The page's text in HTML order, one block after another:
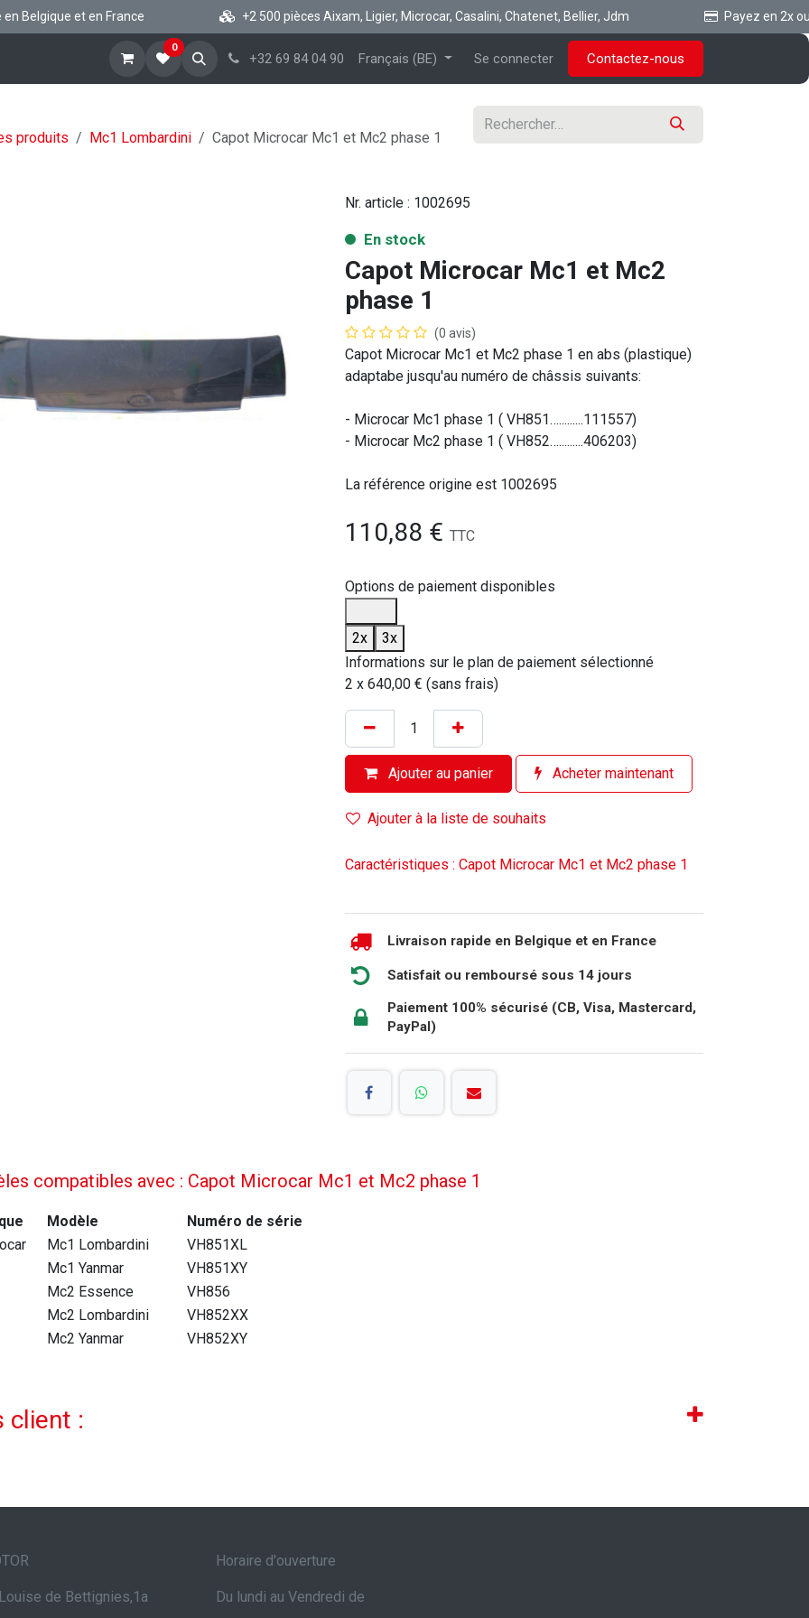
et en France +2 500 pièces Aixam, Ligier, Microcar, Casalini, Chatenet, Bellier, Jdm Payez en 2x ou
Blog A propos Aide
0
+32 69 84 04 90 Français (BE) Se connecter Contactez-nous
produits Mc1 Lombardini Capot Microcar Mc1 et Mc2 phase 1
Nr. article : 1002695
En stock
Capot Microcar Mc1 et Mc2
phase 1
(0 avis)
Capot Microcar Mc1 et Mc2 phase 1 en abs (plastique)
adaptabe jusqu'au numéro de châssis suivants:
- Microcar Mc1 phase 1 ( VH851….........111557)
- Microcar Mc2 phase 1 ( VH852….........406203)
La référence origine est 1002695
110,88 € TTC
Options de paiement disponibles
2x
3x
Informations sur le plan de paiement sélectionné
2 x 640,00 € (sans frais)
Ajouter au panier Acheter maintenant
Ajouter à la liste de souhaits
Caractéristiques : Capot Microcar Mc1 et Mc2 phase 1
Livraison rapide en Belgique et en France
Satisfait ou remboursé sous 14 jours
Paiement 100% sécurisé (CB, Visa, Mastercard,
PayPal)
compatibles avec : Capot Microcar Mc1 et Mc2 phase 1
Modèle
Numéro de série
Mc1 Lombardini
VH851XL
Mc1 Yanmar
VH851XY
Mc2 Essence
VH856
Mc2 Lombardini
VH852XX
Mc2 Yanmar
VH852XY
client :
de Bettignies,1a
Horaire d'ouverture
Du lundi au Vendredi de